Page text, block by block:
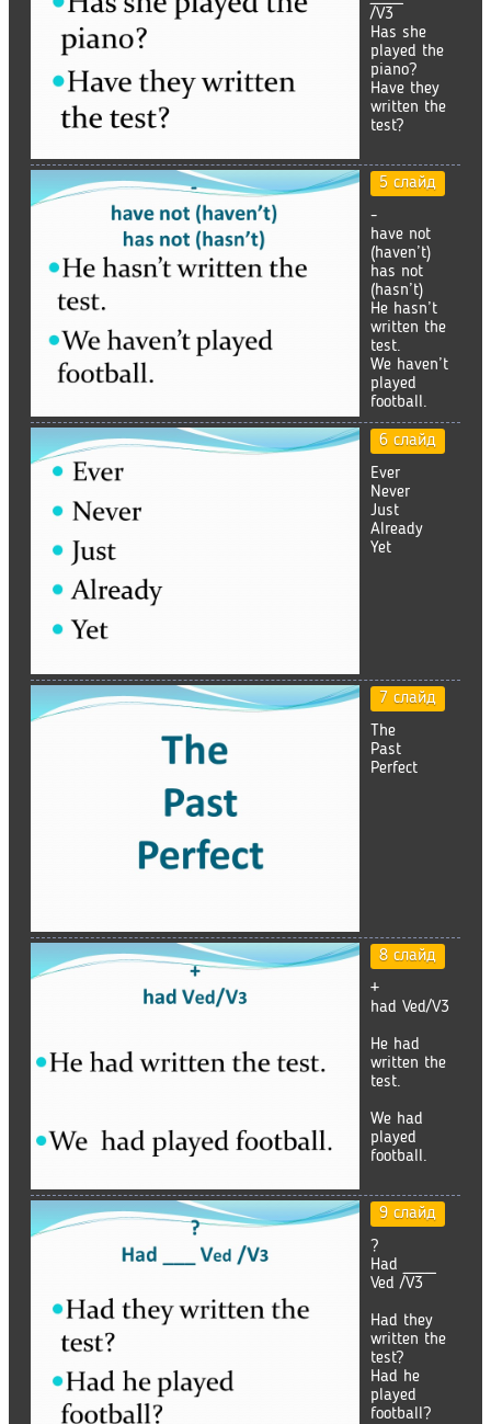
/V3
Has she
played the
piano?
Have they
written the
test?
5 слайд
-
have not
(haven’t)
has not
(hasn’t)
He hasn’t
written the
test.
We haven’t
played
football.
6 слайд
Ever
Never
Just
Already
Yet
7 слайд
The
Past
Perfect
8 слайд
+
had Ved/V3
He had
written the
test.
We had
played
football.
9 слайд
?
Had ___
Ved /V3
Had they
written the
test?
Had he
played
football?